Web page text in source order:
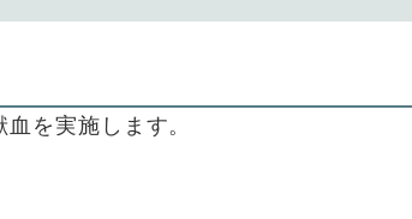
を実施します。